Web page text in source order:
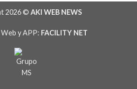
2026 © AKI WEB NEWS
y APP: FACILITY NET